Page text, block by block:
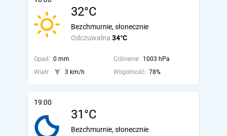
32°C
Odczuwalna 34°C
Bezchmurnie, słonecznie
Opad: 0 mm Ciśnienie: 1003 hPa
Wiatr:
3 km/h Wilgotność: 78%
19:00
31°C
Bezchmurnie, słonecznie